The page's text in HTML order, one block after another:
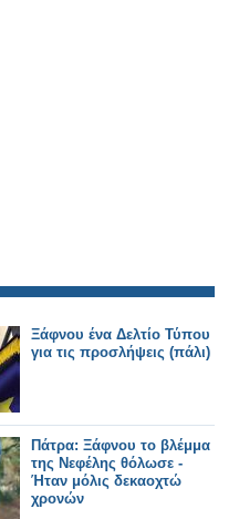
Ξάφνου ένα Δελτίο Τύπου
για τις προσλήψεις (πάλι)
Πάτρα: Ξάφνου το βλέμμα
της Νεφέλης θόλωσε -
Ήταν μόλις δεκαοχτώ
χρονών